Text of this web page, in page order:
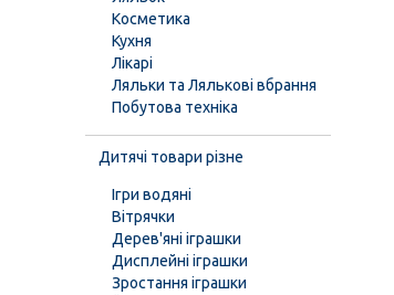
Косметика
Кухня
Лікарі
Ляльки та Лялькові вбрання
Побутова техніка
Дитячі товари різне
Ігри водяні
Вітрячки
Дерев'яні іграшки
Дисплейні іграшки
Зростання іграшки